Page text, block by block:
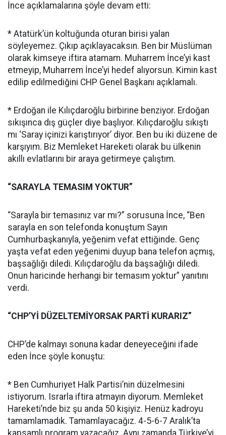
İnce açıklamalarına şöyle devam etti:
* Atatürk’ün koltuğunda oturan birisi yalan
söyleyemez. Çıkıp açıklayacaksın. Ben bir Müslüman
olarak kimseye iftira atamam. Muharrem İnce’yi kast
etmeyip, Muharrem İnce’yi hedef alıyorsun. Kimin kast
edilip edilmediğini CHP Genel Başkanı açıklamalı.
* Erdoğan ile Kılıçdaroğlu birbirine benziyor. Erdoğan
sıkışınca dış güçler diye başlıyor. Kılıçdaroğlu sıkıştı
mı ‘Saray içinizi karıştırıyor’ diyor. Ben bu iki düzene de
karşıyım. Biz Memleket Hareketi olarak bu ülkenin
akıllı evlatlarını bir araya getirmeye çalıştım.
“SARAYLA TEMASIM YOKTUR”
“Sarayla bir temasınız var mı?” sorusuna İnce, “Ben
sarayla en son telefonda konuştum Sayın
Cumhurbaşkanıyla, yeğenim vefat ettiğinde. Genç
yaşta vefat eden yeğenimi duyup bana telefon açmış,
başsağlığı diledi. Kılıçdaroğlu da başsağlığı diledi.
Onun haricinde herhangi bir temasım yoktur” yanıtını
verdi.
“CHP’Yİ DÜZELTEMİYORSAK PARTİ KURARIZ”
CHP’de kalmayı sonuna kadar deneyeceğini ifade
eden İnce şöyle konuştu:
* Ben Cumhuriyet Halk Partisi’nin düzelmesini
istiyorum. Israrla iftira atmayın diyorum. Memleket
Hareketi’nde biz şu anda 50 kişiyiz. Henüz kadroyu
tamamlamadık. Tamamlayacağız. 4-5-6-7 Aralık’ta
kapsamlı program yazacağız. Aynı zamanda Türkiye’yi